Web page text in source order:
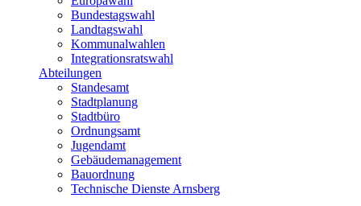
Bundestagswahl
Landtagswahl
Kommunalwahlen
Integrationsratswahl
Abteilungen
Standesamt
Stadtplanung
Stadtbüro
Ordnungsamt
Jugendamt
Gebäudemanagement
Bauordnung
Technische Dienste Arnsberg